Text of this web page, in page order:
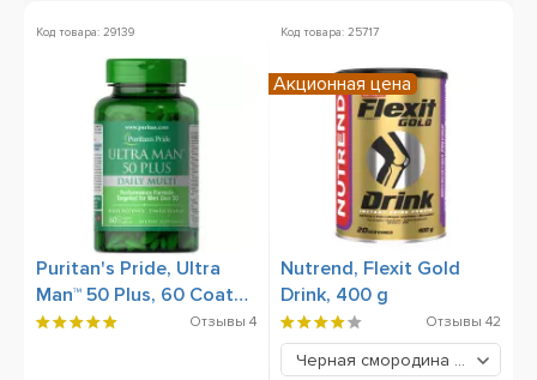
Код товара: 29139
Puritan's Pride, Ultra
Man™ 50 Plus, 60 Сoated
Сaplets
Отзывы 4
Код товара: 25717
Nutrend, Flexit Gold
Drink, 400 g
Отзывы 42
Черная смородина
889 грн
Акционная цена